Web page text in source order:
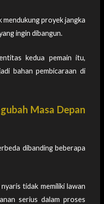
proyek jangka
ingin dibangun.
kedua pemain itu,
bahan pembicaraan di
Masa Depan
dibanding beberapa
tidak memiliki lawan
serius dalam proses